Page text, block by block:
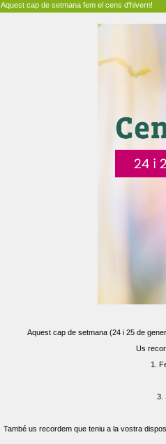
Aquest cap de setmana fem el cens d'hivern!
Aquest cap de setmana (24 i 25 de
Us
1.
3.
També us recordem que teniu a la vostra